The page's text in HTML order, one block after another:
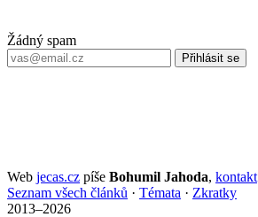
Žádný spam
Přihlásit se
Web jecas.cz píše Bohumil Jahoda, kontakt
Seznam všech článků · Témata · Zkratky
2013–2026